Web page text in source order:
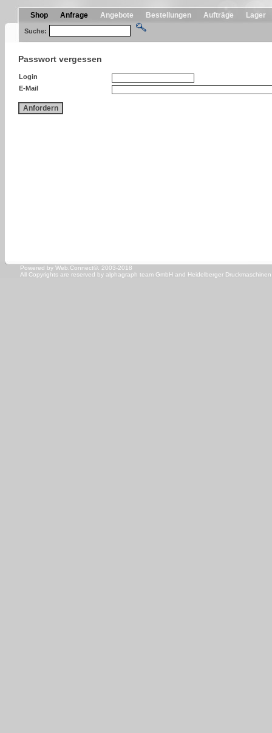
Shop Anfrage Angebote Bestellungen Aufträge Lager
Suche:
Passwort vergessen
Login
E-Mail
Anfordern
Powered by Web.Connect©. 2003-2018
All Copyrights are reserved by alphagraph team GmbH and Heidelberger